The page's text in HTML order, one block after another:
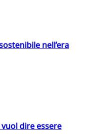
nell’era
dire essere